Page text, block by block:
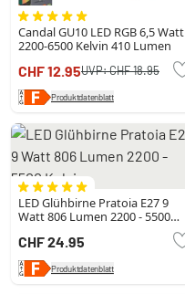
Candal GU10 LED RGB 6,5 Watt
2200-6500 Kelvin 410 Lumen
CHF 12.95UVP:CHF 18.95
Produktdatenblatt
LED Glühbirne Pratoia E27 9
Watt 806 Lumen 2200 - 5500
CHF 24.95
Produktdatenblatt